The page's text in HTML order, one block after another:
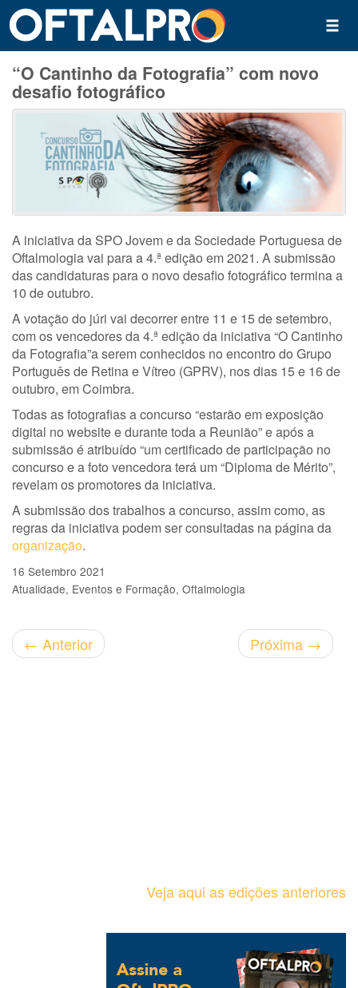
“O Cantinho da Fotografia” com novo
desafio fotográfico
A iniciativa da SPO Jovem e da Sociedade Portuguesa de
Oftalmologia vai para a 4.ª edição em 2021. A submissão
das candidaturas para o novo desafio fotográfico termina a
10 de outubro.
A votação do júri vai decorrer entre 11 e 15 de setembro,
com os vencedores da 4.ª edição da iniciativa “O Cantinho
da Fotografia”a serem conhecidos no encontro do Grupo
Português de Retina e Vítreo (GPRV), nos dias 15 e 16 de
outubro, em Coimbra.
Todas as fotografias a concurso “estarão em exposição
digital no website e durante toda a Reunião” e após a
submissão é atribuído “um certificado de participação no
concurso e a foto vencedora terá um “Diploma de Mérito”,
revelam os promotores da iniciativa.
A submissão dos trabalhos a concurso, assim como, as
regras da iniciativa podem ser consultadas na página da
organização.
16 Setembro 2021
Atualidade Eventos e Formação Oftalmologia
← Anterior Próxima →
Veja aqui as edições anteriores